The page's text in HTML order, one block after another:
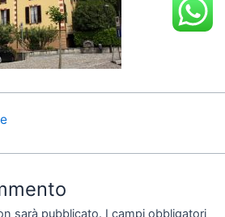
sarà pubblicato. I campi obbligatori